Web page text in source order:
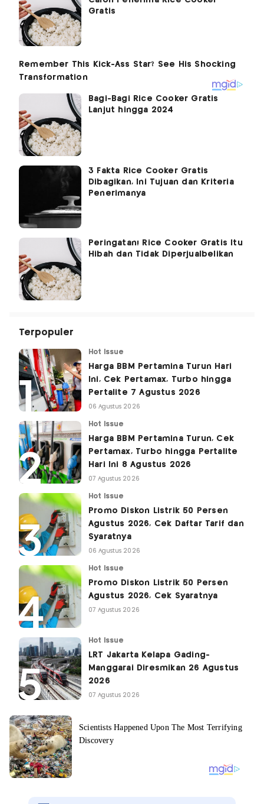
Gratis
Bagi-Bagi Rice Cooker Gratis
Lanjut hingga 2024
3 Fakta Rice Cooker Gratis
Dibagikan, Ini Tujuan dan Kriteria
Penerimanya
Peringatan! Rice Cooker Gratis Itu
Hibah dan Tidak Diperjualbelikan
Terpopuler
Hot Issue
Harga BBM Pertamina Turun Hari
Ini, Cek Pertamax, Turbo hingga
Pertalite 7 Agustus 2026
06 Agustus 2026
Hot Issue
Harga BBM Pertamina Turun, Cek
Pertamax, Turbo hingga Pertalite
Hari Ini 8 Agustus 2026
07 Agustus 2026
Hot Issue
Promo Diskon Listrik 50 Persen
Agustus 2026, Cek Daftar Tarif dan
Syaratnya
06 Agustus 2026
Hot Issue
Promo Diskon Listrik 50 Persen
Agustus 2026, Cek Syaratnya
07 Agustus 2026
Hot Issue
LRT Jakarta Kelapa Gading-
Manggarai Diresmikan 26 Agustus
2026
07 Agustus 2026